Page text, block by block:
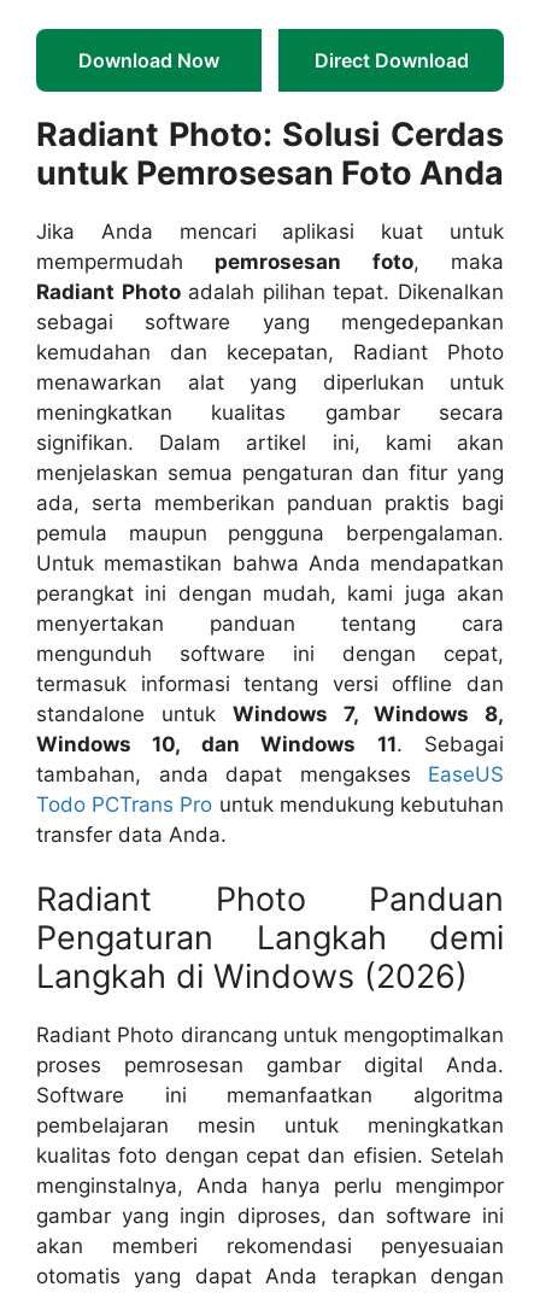
Download Now Direct Download
Radiant Photo: Solusi Cerdas
untuk Pemrosesan Foto Anda
Jika Anda mencari aplikasi kuat untuk
mempermudah pemrosesan foto, maka
Radiant Photoadalah pilihan tepat. Dikenalkan
sebagai software yang mengedepankan
kemudahan dan kecepatan, Radiant Photo
menawarkan alat yang diperlukan untuk
meningkatkan kualitas gambar secara
signifikan. Dalam artikel ini, kami akan
menjelaskan semua pengaturan dan fitur yang
ada, serta memberikan panduan praktis bagi
pemula maupun pengguna berpengalaman.
Untuk memastikan bahwa Anda mendapatkan
perangkat ini dengan mudah, kami juga akan
menyertakan panduan tentang cara
mengunduh software ini dengan cepat,
termasuk informasi tentang versi offline dan
standalone untuk Windows 7, Windows 8,
Windows 10, dan Windows 11. Sebagai
tambahan, anda dapat mengakses EaseUS
Todo PCTrans Pro untuk mendukung kebutuhan
transfer data Anda.
Radiant Photo Panduan
Pengaturan Langkah demi
Langkah di Windows (2026)
Radiant Photo dirancang untuk mengoptimalkan
proses pemrosesan gambar digital Anda.
Software ini memanfaatkan algoritma
pembelajaran mesin untuk meningkatkan
kualitas foto dengan cepat dan efisien. Setelah
menginstalnya, Anda hanya perlu mengimpor
gambar yang ingin diproses, dan software ini
akan memberi rekomendasi penyesuaian
otomatis yang dapat Anda terapkan dengan